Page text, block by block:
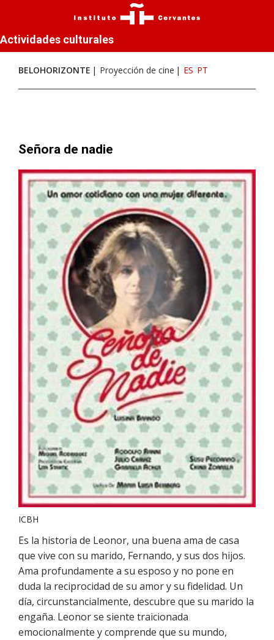
Actividades culturales
BELOHORIZONTE Proyección de cine ES PT
Señora de nadie
ICBH
Es la historia de Leonor, una buena ama de casa
que vive con su marido, Fernando, y sus dos hijos.
Ama profundamente a su esposo y no pone en
duda la reciprocidad de su amor y su fidelidad. Un
día, circunstancialmente, descubre que su marido la
engaña. Leonor se siente traicionada
emocionalmente y comprende que su mundo,